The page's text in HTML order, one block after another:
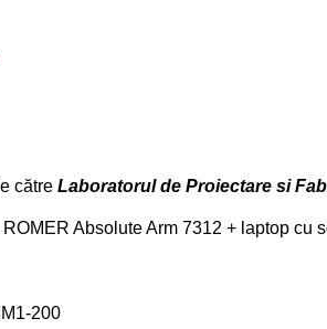
către Laboratorul de Proiectare si
Absolute Arm 7312 + laptop cu
200